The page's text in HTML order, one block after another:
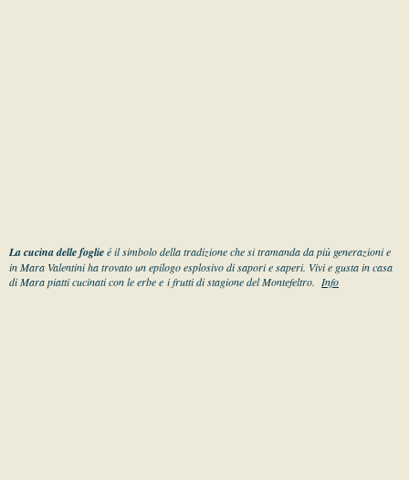
La cucina delle foglieé il simbolo della tradizione che si tramanda da più generazioni e
in Mara Valentini ha trovato un epilogo esplosivo di sapori e saperi. Vivi e gusta in casa
di Mara piatti cucinati con le erbe e i frutti di stagione del Montefeltro. Info